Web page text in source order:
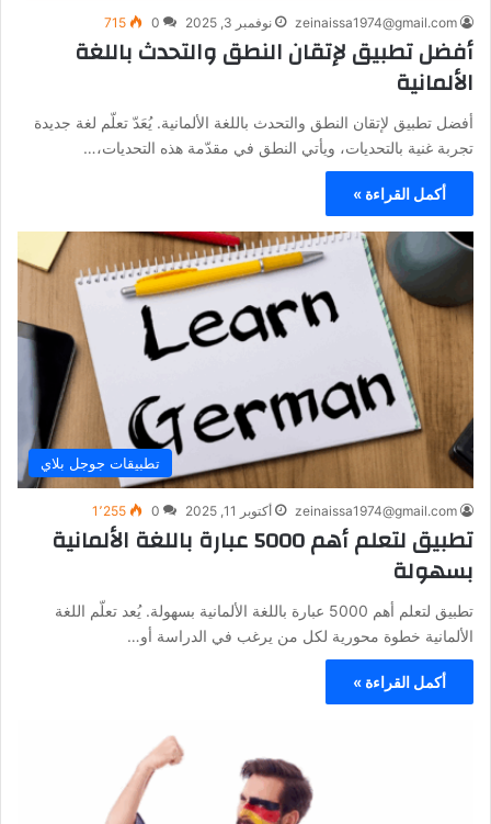
zeinaissa1974@gmail.com نوفمبر 3, 2025 0
715
أفضل تطبيق لإتقان النطق والتحدث باللغة
الألمانية
أفضل تطبيق لإتقان النطق والتحدث باللغة الألمانية. يُعَدّ تعلّم لغة جديدة
تجربة غنية بالتحديات، ويأتي النطق في مقدّمة هذه التحديات،…
أكمل القراءة »
تطبيقات جوجل بلاي
zeinaissa1974@gmail.com أكتوبر 11, 2025 0 1٬255
تطبيق لتعلم أهم 5000 عبارة باللغة الألمانية
بسهولة
تطبيق لتعلم أهم 5000 عبارة باللغة الألمانية بسهولة. يُعد تعلّم اللغة
الألمانية خطوة محورية لكل من يرغب في الدراسة أو…
أكمل القراءة »